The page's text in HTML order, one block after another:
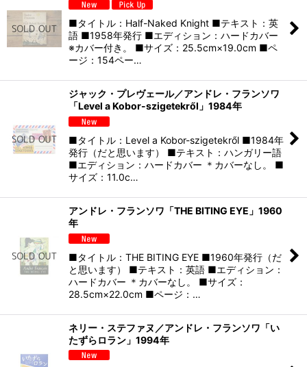
■タイトル：Half-Naked Knight ■テキスト：英
語 ■1958年発行 ■エディション：ハードカバー
※カバー付き。 ■サイズ：25.5cm×19.0cm ■ペ
ージ：154ペー…
ジャック・プレヴェール／アンドレ・フランソワ
「Level a Kobor-szigetekről」1984年
■タイトル：Level a Kobor-szigetekről ■1984年
発行（だと思います） ■テキスト：ハンガリー語
■エディション：ハードカバー ＊カバーなし。 ■
サイズ：11.0c…
アンドレ・フランソワ「THE BITING EYE」1960
年
■タイトル：THE BITING EYE ■1960年発行（だ
と思います） ■テキスト：英語 ■エディション：
ハードカバー ＊カバーなし。 ■サイズ：
28.5cm×22.0cm ■ページ：…
ネリー・ステファヌ／アンドレ・フランソワ「い
たずらロラン」1994年